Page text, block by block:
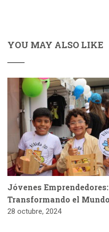
YOU MAY ALSO LIKE
Jóvenes
Transformando el
28 octubre, 2024